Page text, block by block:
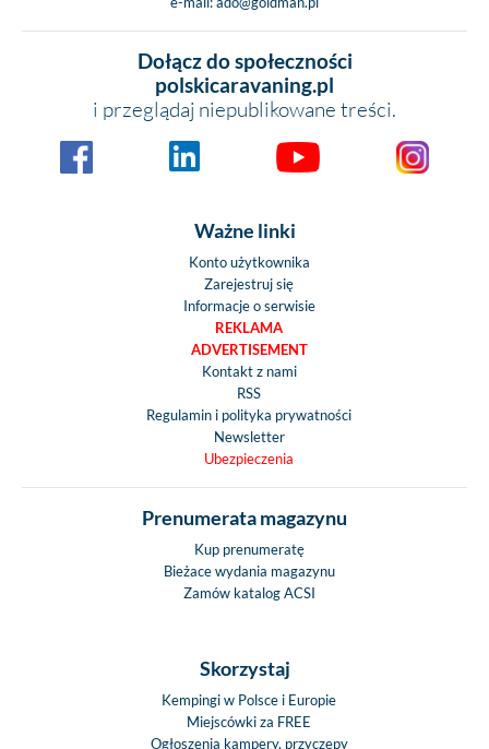
Dołącz do społeczności
polskicaravaning.pl
i przeglądaj niepublikowane treści.
Ważne linki
Konto użytkownika
Zarejestruj się
Informacje o serwisie
REKLAMA
ADVERTISEMENT
Kontakt z nami
RSS
Regulamin i polityka prywatności
Newsletter
Ubezpieczenia
Prenumerata magazynu
Kup prenumeratę
Bieżace wydania magazynu
Zamów katalog ACSI
Skorzystaj
Kempingi w Polsce i Europie
Miejscówki za FREE
Ogłoszenia kampery, przyczepy